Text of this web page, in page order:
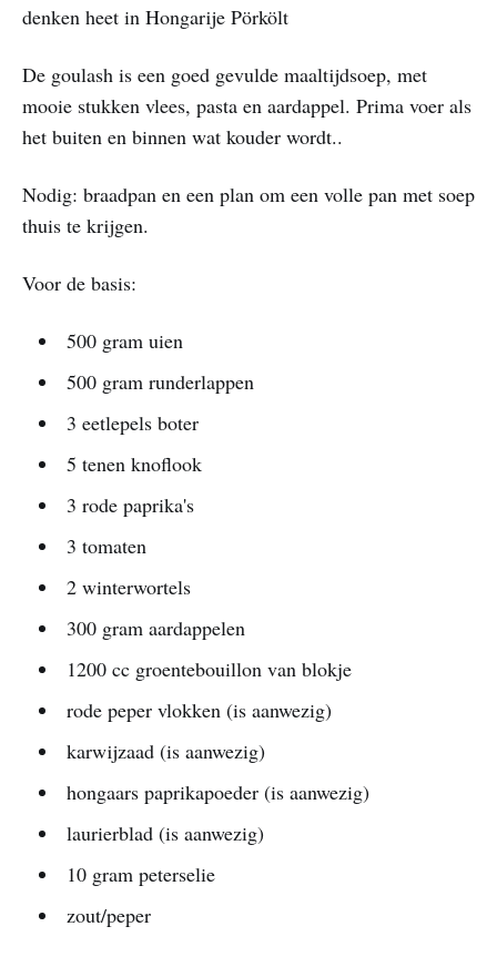
denken heet in Hongarije Pörkölt
De goulash is een goed gevulde maaltijdsoep, met
mooie stukken vlees, pasta en aardappel. Prima voer als
het buiten en binnen wat kouder wordt..
Nodig: braadpan en een plan om een volle pan met soep
thuis te krijgen.
Voor de basis:
500 gram uien
500 gram runderlappen
3 eetlepels boter
5 tenen knoflook
3 rode paprika's
3 tomaten
2 winterwortels
300 gram aardappelen
1200 cc groentebouillon van blokje
rode peper vlokken (is aanwezig)
karwijzaad (is aanwezig)
hongaars paprikapoeder (is aanwezig)
laurierblad (is aanwezig)
10 gram peterselie
zout/peper